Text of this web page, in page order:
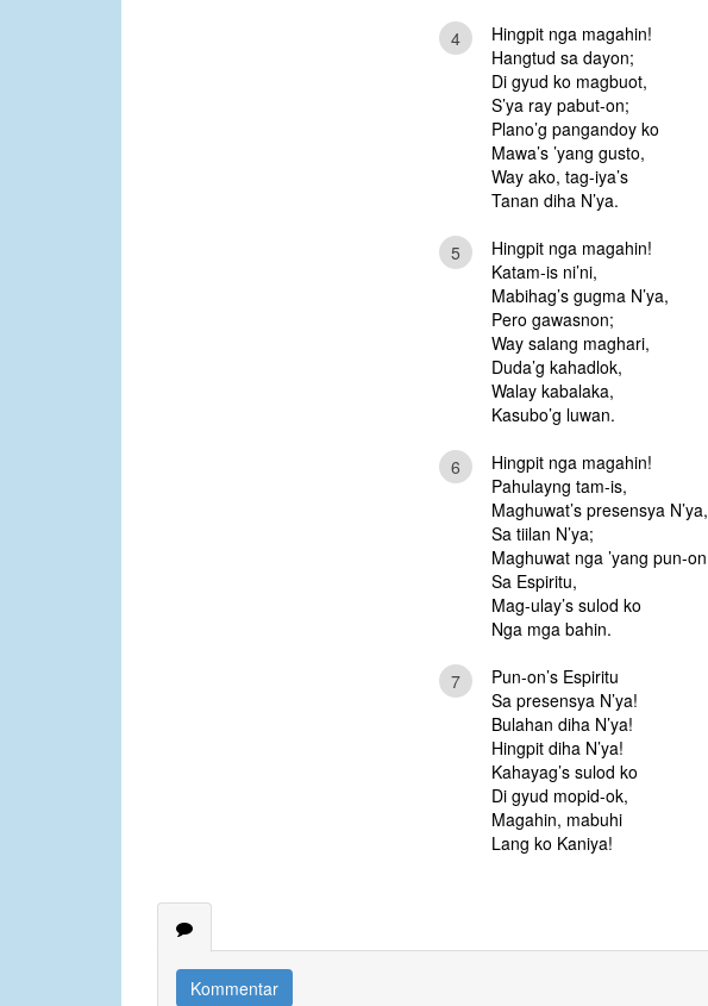
4
Hingpit nga magahin!
Hangtud sa dayon;
Di gyud ko magbuot,
S’ya ray pabut-on;
Plano’g pangandoy ko
Mawa’s ’yang gusto,
Way ako, tag-iya’s
Tanan diha N’ya.
5
Hingpit nga magahin!
Katam-is ni’ni,
Mabihag’s gugma N’ya,
Pero gawasnon;
Way salang maghari,
Duda’g kahadlok,
Walay kabalaka,
Kasubo’g luwan.
6
Hingpit nga magahin!
Pahulayng tam-is,
Maghuwat’s presensya N’ya,
Sa tiilan N’ya;
Maghuwat nga ’yang pun-on
Sa Espiritu,
Mag-ulay’s sulod ko
Nga mga bahin.
7
Pun-on’s Espiritu
Sa presensya N’ya!
Bulahan diha N’ya!
Hingpit diha N’ya!
Kahayag’s sulod ko
Di gyud mopid-ok,
Magahin, mabuhi
Lang ko Kaniya!
Kommentar